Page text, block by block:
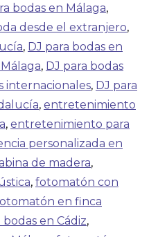
bodas en Málaga,
desde el extranjero,
, DJ para bodas en
, DJ para bodas
internacionales, DJ para
, entretenimiento
, entretenimiento para
personalizada en
de madera,
, fotomatón con
en finca
en Cádiz,